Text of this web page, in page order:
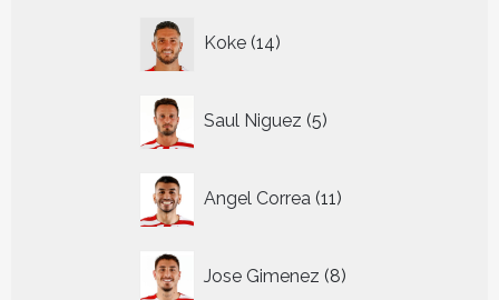
Koke 14
producten
Saul Niguez 5
producten
Angel Correa 11
producten
Jose Gimenez 8
producten